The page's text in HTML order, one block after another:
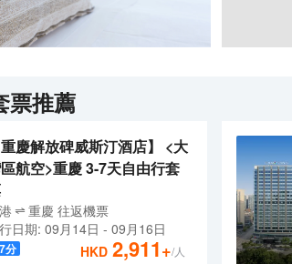
票推薦
重慶解放碑威斯汀酒店】 <大
航空>重慶 3-7天自由行套
重慶 往返機票
日期: 09月14日 - 09月16日
分 HKD 2,911+/人